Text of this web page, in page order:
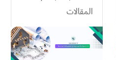
المقالات